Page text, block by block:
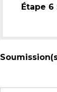
Étape 6